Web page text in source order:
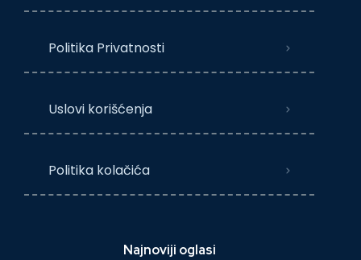
Politika Privatnosti
Uslovi korišćenja
Politika kolačića
Najnoviji oglasi